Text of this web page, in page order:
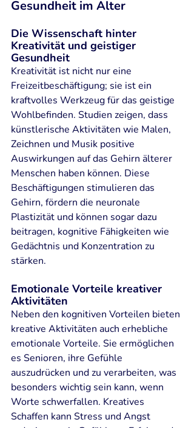
Gesundheit im Alter
Die Wissenschaft hinter
Kreativität und geistiger
Gesundheit
Kreativität ist nicht nur eine
Freizeitbeschäftigung; sie ist ein
kraftvolles Werkzeug für das geistige
Wohlbefinden. Studien zeigen, dass
künstlerische Aktivitäten wie Malen,
Zeichnen und Musik positive
Auswirkungen auf das Gehirn älterer
Menschen haben können. Diese
Beschäftigungen stimulieren das
Gehirn, fördern die neuronale
Plastizität und können sogar dazu
beitragen, kognitive Fähigkeiten wie
Gedächtnis und Konzentration zu
stärken.
Emotionale Vorteile kreativer
Aktivitäten
Neben den kognitiven Vorteilen bieten
kreative Aktivitäten auch erhebliche
emotionale Vorteile. Sie ermöglichen
es Senioren, ihre Gefühle
auszudrücken und zu verarbeiten, was
besonders wichtig sein kann, wenn
Worte schwerfallen. Kreatives
Schaffen kann Stress und Angst